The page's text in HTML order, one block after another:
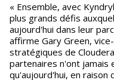
« Ensemble, avec
plus grands défis
aujourd'hui dans leur
affirme Gary Green,
stratégiques de
partenaires n'ont jamais
qu'aujourd'hui, en raison